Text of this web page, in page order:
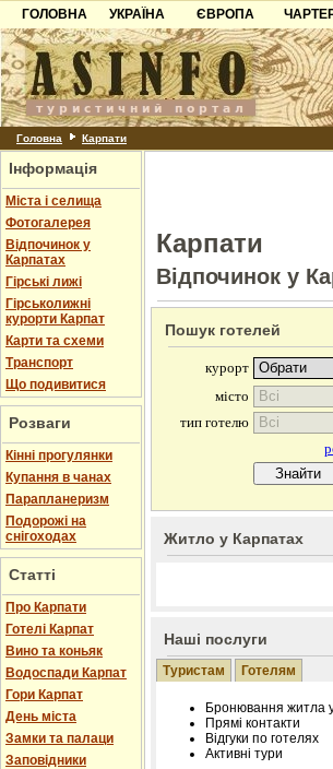
ГОЛОВНА
УКРАЇНА
Карпати
Азов
Причорноморря
Шацьк
ЄВРОПА
Чорногорія
Хорватія
Болгарія
Головна Карпати
Інформація
Міста і селища
Фотогалерея
Відпочинок у
Карпатах
Гірські лижі
Гірськолижні
курорти Карпат
Карти та схеми
Транспорт
Що подивитися
Розваги
Кінні прогулянки
Купання в чанах
Парапланеризм
Подорожі на
снігоходах
Статті
Про Карпати
Готелі Карпат
Вино та коньяк
Водоспади Карпат
Гори Карпат
День міста
Замки та палаци
Заповідники
Карпати
Відпочинок у
Пошук готелей
Житло у Карпатах
Наші послуги
Туристам Готелям
Бронювання житла
Прямі контакти
Відгуки по готелях
Активні тури